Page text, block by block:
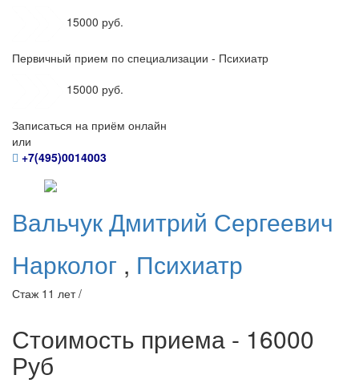
15000 руб.
Первичный прием по специализации - Психиатр
15000 руб.
Записаться на приём онлайн
или
+7(495)0014003
ВальчукДмитрий Сергеевич
Нарколог , Психиатр
Стаж 11 лет /
Стоимость приема - 16000
Руб